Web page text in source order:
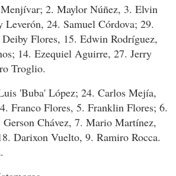
2. Maylor Núñez, 3. Elvin
Leverón, 24. Samuel Córdova; 29.
Flores, 15. Edwin Rodríguez,
14. Ezequiel Aguirre, 27. Jerry
Troglio.
'Buba' López; 24. Carlos Mejía,
Franco Flores, 5. Franklin Flores; 6.
Chávez, 7. Mario Martínez,
Darixon Vuelto, 9. Ramiro Rocca.